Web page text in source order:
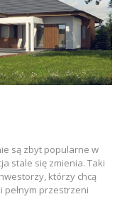
są zbyt popularne w
stale się zmienia. Taki
którzy chcą
pełnym przestrzeni